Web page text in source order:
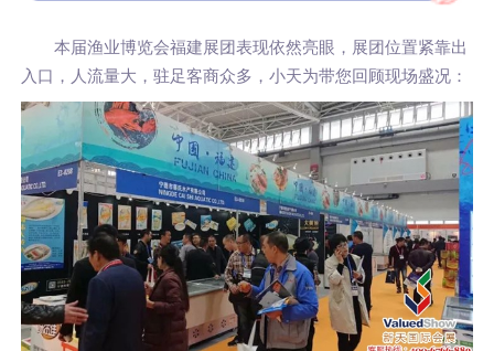
本届渔业博览会福建展团表现依然亮眼，展团位置紧靠出
入口，人流量大，驻足客商众多，小天为带您回顾现场盛况：